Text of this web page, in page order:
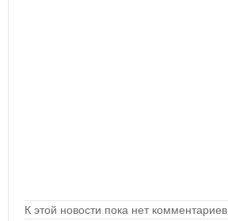
К этой новости пока нет комментариев.